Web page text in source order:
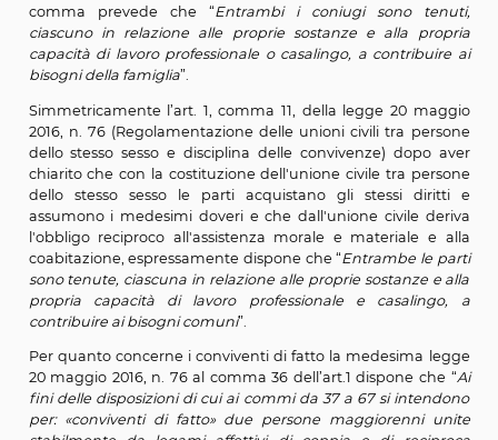
L’art. 143 del codice civile dopo aver disposto nei
commi che con il matrimonio il marito e la moglie
gli stessi diritti e assumono i medesimi doveri e
matrimonio deriva l'obbligo reciproco alla
all'assistenza morale e materiale, alla
nell'interesse della famiglia e alla coabitazione,
comma prevede che “ Entrambi i coniugi sono
ciascuno in relazione alle proprie sostanze e alla
capacità di lavoro professionale o casalingo, a
bisogni della famiglia”.
Simmetricamente l’art. 1, comma 11, della legge 20
2016, n. 76 (Regolamentazione delle unioni civili tra
dello stesso sesso e disciplina delle convivenze)
chiarito che con la costituzione dell'unione civile tra
dello stesso sesso le parti acquistano gli stessi
assumono i medesimi doveri e che dall'unione civile
l'obbligo reciproco all'assistenza morale e